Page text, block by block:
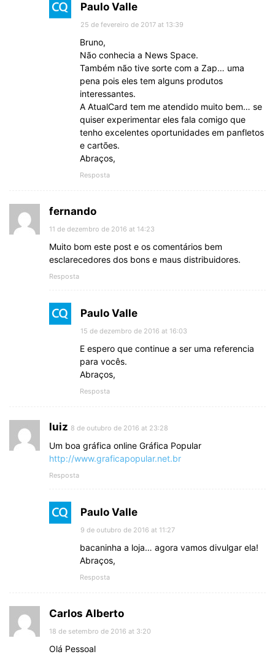
Paulo Valle
25 de fevereiro de 2017 at 13:39
Bruno,
Não conhecia a News Space.
Também não tive sorte com a Zap… uma
pena pois eles tem alguns produtos
interessantes.
A AtualCard tem me atendido muito bem… se
quiser experimentar eles fala comigo que
tenho excelentes oportunidades em panfletos
e cartões.
Abraços,
Resposta
fernando
11 de dezembro de 2016 at 14:23
Muito bom este post e os comentários bem
esclarecedores dos bons e maus distribuidores.
Resposta
Paulo Valle
15 de dezembro de 2016 at 16:03
E espero que continue a ser uma referencia
para vocês.
Abraços,
Resposta
luiz 8 de outubro de 2016 at 23:28
Um boa gráfica online Gráfica Popular
http://www.graficapopular.net.br
Resposta
Paulo Valle
9 de outubro de 2016 at 11:27
bacaninha a loja… agora vamos divulgar ela!
Abraços,
Resposta
Carlos Alberto
18 de setembro de 2016 at 3:20
Olá Pessoal